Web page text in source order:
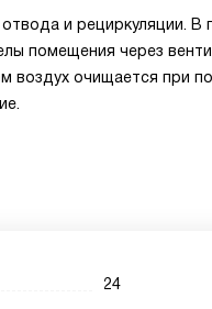
и рециркуляции. В
помещения через
воздух очищается при
24